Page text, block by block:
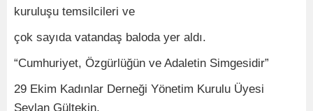
kuruluşu temsilcileri ve
çok sayıda vatandaş baloda yer aldı.
“Cumhuriyet, Özgürlüğün ve Adaletin Simgesidir”
29 Ekim Kadınlar Derneği Yönetim Kurulu Üyesi
Seylan Gültekin,